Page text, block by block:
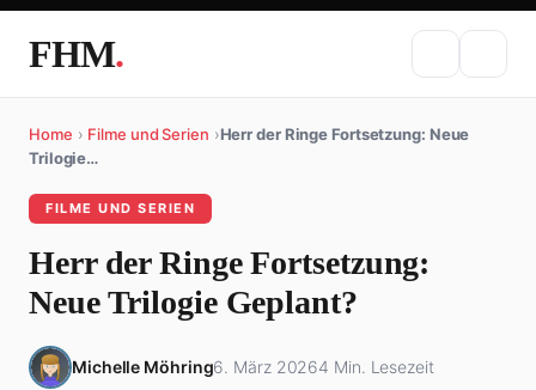
FHM.
Home › Filme und Serien ›Herr der Ringe Fortsetzung: Neue
Trilogie…
FILME UND SERIEN
Herr der Ringe Fortsetzung:
Neue Trilogie Geplant?
Michelle Möhring6. März 20264 Min. Lesezeit